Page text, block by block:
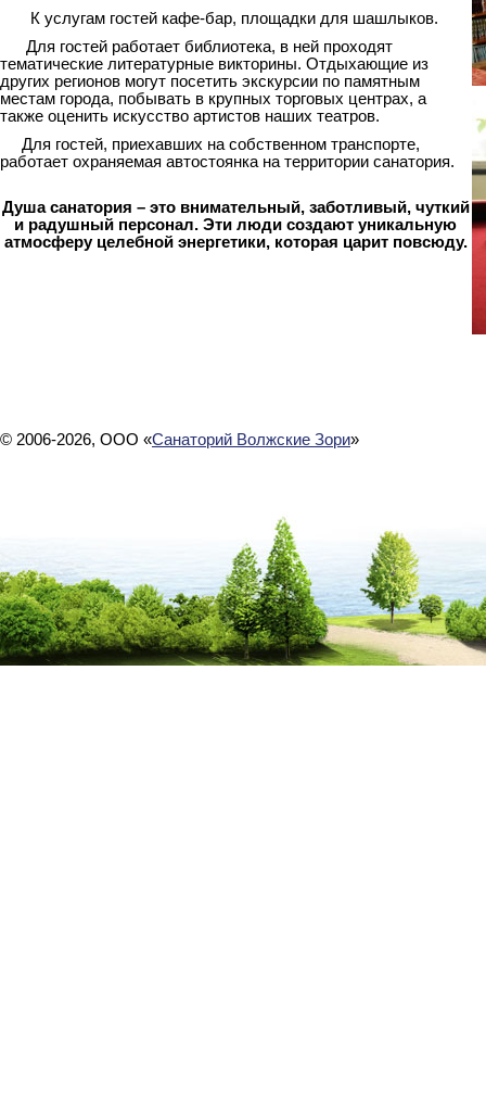
К услугам гостей кафе-бар, площадки для шашлыков.
Для гостей работает библиотека, в ней проходят
тематические литературные викторины. Отдыхающие из
других регионов могут посетить экскурсии по памятным
местам города, побывать в крупных торговых центрах, а
также оценить искусство артистов наших театров.
Для гостей, приехавших на собственном транспорте,
работает охраняемая автостоянка на территории санатория.
Душа санатория – это внимательный, заботливый, чуткий
и радушный персонал. Эти люди создают уникальную
атмосферу целебной энергетики, которая царит повсюду.
© 2006-2026, ООО «Санаторий Волжские Зори»